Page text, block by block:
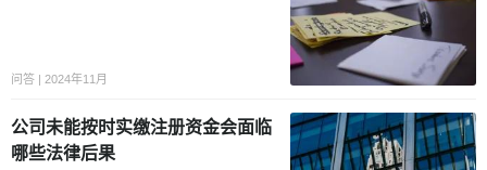
问答 | 2024年11月
公司未能按时实缴注册资金会面临
哪些法律后果